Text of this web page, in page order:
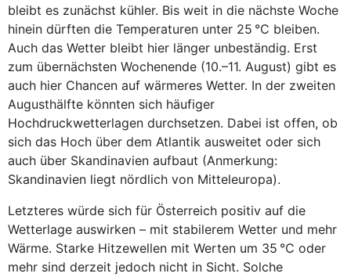
bleibt es zunächst kühler. Bis weit in die nächste Woche
hinein dürften die Temperaturen unter 25 °C bleiben.
Auch das Wetter bleibt hier länger unbeständig. Erst
zum übernächsten Wochenende (10.–11. August) gibt es
auch hier Chancen auf wärmeres Wetter. In der zweiten
Augusthälfte könnten sich häufiger
Hochdruckwetterlagen durchsetzen. Dabei ist offen, ob
sich das Hoch über dem Atlantik ausweitet oder sich
auch über Skandinavien aufbaut (Anmerkung:
Skandinavien liegt nördlich von Mitteleuropa).
Letzteres würde sich für Österreich positiv auf die
Wetterlage auswirken – mit stabilerem Wetter und mehr
Wärme. Starke Hitzewellen mit Werten um 35 °C oder
mehr sind derzeit jedoch nicht in Sicht. Solche